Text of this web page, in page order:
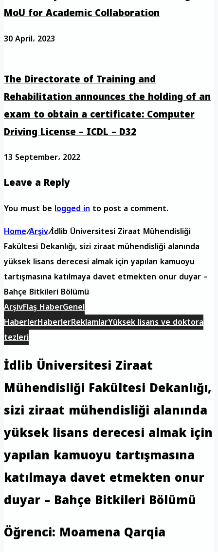
MoU for Academic Collaboration
30 April، 2023
The Directorate of Training and
Rehabilitation announces the holding of an
exam to obtain a certificate: Computer
Driving License – ICDL – D32
13 September، 2022
Leave a Reply
You must belogged into post a comment.
Home/Arşiv/İdlib Üniversitesi Ziraat Mühendisliği
Fakültesi Dekanlığı, sizi ziraat mühendisliği alanında
yüksek lisans derecesi almak için yapılan kamuoyu
tartışmasına katılmaya davet etmekten onur duyar –
Bahçe Bitkileri Bölümü
ArşivFlaş HaberGenel
HaberlerHaberlerReklamlarYüksek lisans ve doktora
tezleri
İdlib Üniversitesi Ziraat
Mühendisliği Fakültesi Dekanlığı,
sizi ziraat mühendisliği alanında
yüksek lisans derecesi almak için
yapılan kamuoyu tartışmasına
katılmaya davet etmekten onur
duyar – Bahçe Bitkileri Bölümü
Öğrenci: Moamena Qarqia